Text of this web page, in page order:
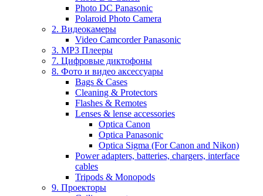
Photo DC Panasonic
Polaroid Photo Camera
2. Видеокамеры
Video Camcorder Panasonic
3. MP3 Плееры
7. Цифровые диктофоны
8. Фото и видео аксессуары
Bags & Cases
Cleaning & Protectors
Flashes & Remotes
Lenses & lense accessories
Optica Canon
Optica Panasonic
Optica Sigma (For Canon and Nikon)
Power adapters, batteries, chargers, interface
cables
Tripods & Monopods
9. Проекторы